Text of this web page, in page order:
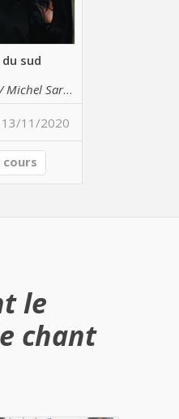
du sud
Chimène Badi / Michel Sardou
11/2020
le
chant